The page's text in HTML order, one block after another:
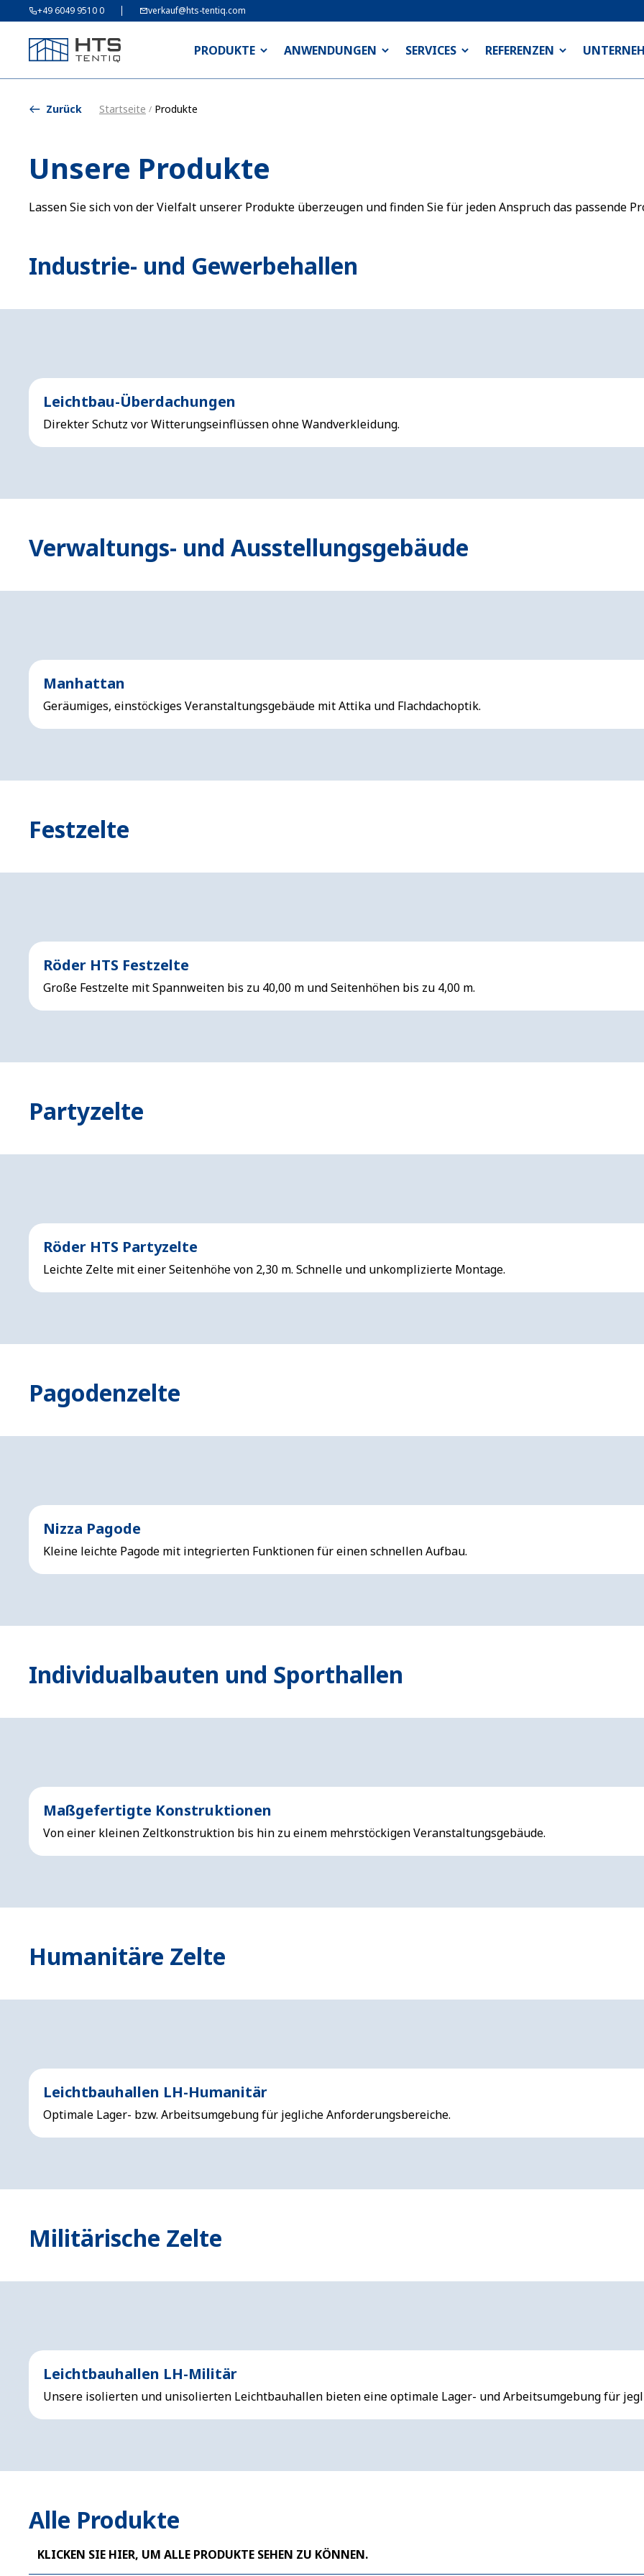
+49 6049 9510 0 verkauf@hts-tentiq.com
PRODUKTE ANWENDUNGEN SERVICES REFERENZEN
Zurück Startseite / Produkte
Unsere Produkte
Lassen Sie sich von der Vielfalt unserer Produkte überzeugen und finden Sie für jeden Anspruch das passende
Industrie- und Gewerbehallen
Leichtbau-Überdachungen
Direkter Schutz vor Witterungseinflüssen ohne Wandverkleidung.
Verwaltungs- und Ausstellungsgebäude
Manhattan
Geräumiges, einstöckiges Veranstaltungsgebäude mit Attika und Flachdachoptik.
Festzelte
Röder HTS Festzelte
Große Festzelte mit Spannweiten bis zu 40,00 m und Seitenhöhen bis zu 4,00 m.
Partyzelte
Röder HTS Partyzelte
Leichte Zelte mit einer Seitenhöhe von 2,30 m. Schnelle und unkomplizierte Montage.
Pagodenzelte
Nizza Pagode
Kleine leichte Pagode mit integrierten Funktionen für einen schnellen Aufbau.
Individualbauten und Sporthallen
Maßgefertigte Konstruktionen
Von einer kleinen Zeltkonstruktion bis hin zu einem mehrstöckigen Veranstaltungsgebäude.
Humanitäre Zelte
Leichtbauhallen LH-Humanitär
Optimale Lager- bzw. Arbeitsumgebung für jegliche Anforderungsbereiche.
Militärische Zelte
Leichtbauhallen LH-Militär
Unsere isolierten und unisolierten Leichtbauhallen bieten eine optimale Lager- und Arbeitsumgebung für
Alle Produkte
KLICKEN SIE HIER, UM ALLE PRODUKTE SEHEN ZU KÖNNEN.